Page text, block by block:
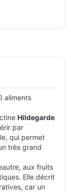
aliments
Hildegarde
par
qui permet
très grand
aux fruits
Elle décrit
car un